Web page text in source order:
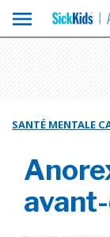
menu
SANTÉ MENTALE